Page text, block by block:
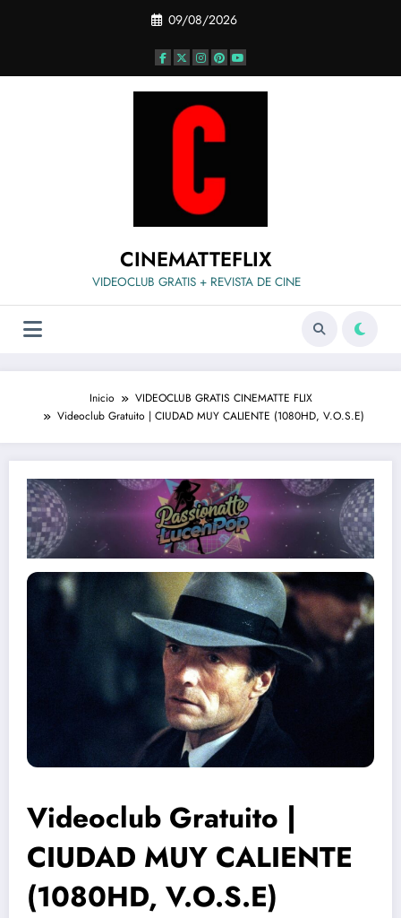
09/08/2026
CINEMATTEFLIX
VIDEOCLUB GRATIS + REVISTA DE CINE
Inicio
VIDEOCLUB GRATIS CINEMATTE FLIX
Videoclub Gratuito | CIUDAD MUY CALIENTE (1080HD, V.O.S.E)
Videoclub Gratuito |
CIUDAD MUY CALIENTE
(1080HD, V.O.S.E)